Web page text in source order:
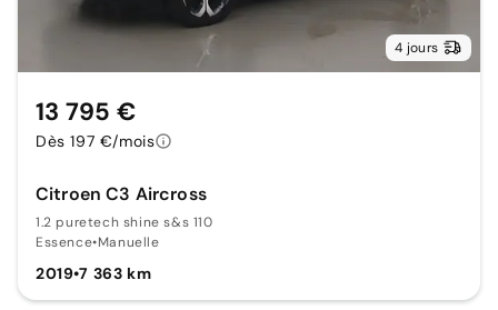
4 jours
Citroen C3 Aircross
1.2 puretech shine s&s 110
Essence•Manuelle
2019•7 363 km
13 795 €
Dès 197 €/mois